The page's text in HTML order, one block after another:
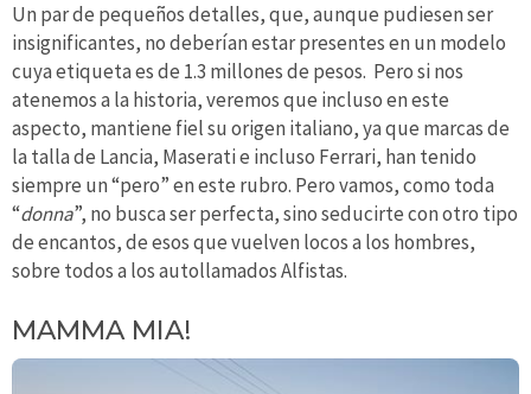
Un par de pequeños detalles, que, aunque pudiesen ser
insignificantes, no deberían estar presentes en un modelo
cuya etiqueta es de 1.3 millones de pesos. Pero si nos
atenemos a la historia, veremos que incluso en este
aspecto, mantiene fiel su origen italiano, ya que marcas de
la talla de Lancia, Maserati e incluso Ferrari, han tenido
siempre un “pero” en este rubro. Pero vamos, como toda
“donna”, no busca ser perfecta, sino seducirte con otro tipo
de encantos, de esos que vuelven locos a los hombres,
sobre todos a los autollamados Alfistas.
MAMMA MIA!